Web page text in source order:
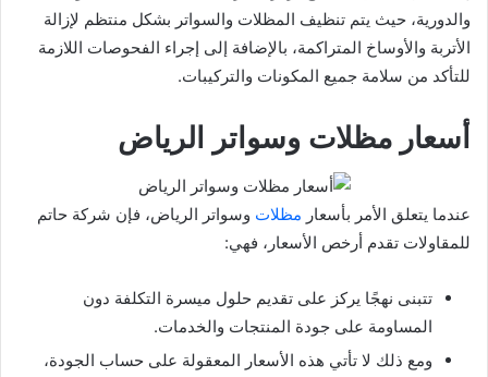
والدورية، حيث يتم تنظيف المظلات والسواتر بشكل منتظم لإزالة
الأتربة والأوساخ المتراكمة، بالإضافة إلى إجراء الفحوصات اللازمة
للتأكد من سلامة جميع المكونات والتركيبات.
أسعار مظلات وسواتر الرياض
عندما يتعلق الأمر بأسعار مظلات وسواتر الرياض، فإن شركة حاتم
للمقاولات تقدم أرخص الأسعار، فهي:
تتبنى نهجًا يركز على تقديم حلول ميسرة التكلفة دون
المساومة على جودة المنتجات والخدمات.
ومع ذلك لا تأتي هذه الأسعار المعقولة على حساب الجودة،